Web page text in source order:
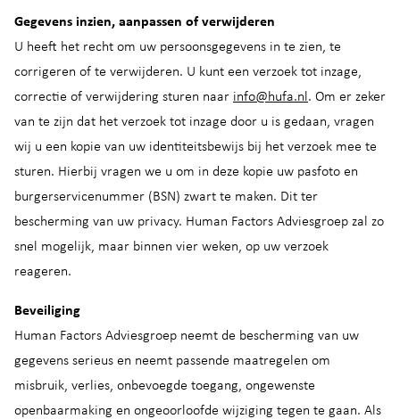
Gegevens inzien, aanpassen of verwijderen
U heeft het recht om uw persoonsgegevens in te zien, te
corrigeren of te verwijderen. U kunt een verzoek tot inzage,
correctie of verwijdering sturen naar info@hufa.nl. Om er zeker
van te zijn dat het verzoek tot inzage door u is gedaan, vragen
wij u een kopie van uw identiteitsbewijs bij het verzoek mee te
sturen. Hierbij vragen we u om in deze kopie uw pasfoto en
burgerservicenummer (BSN) zwart te maken. Dit ter
bescherming van uw privacy. Human Factors Adviesgroep zal zo
snel mogelijk, maar binnen vier weken, op uw verzoek
reageren.
Beveiliging
Human Factors Adviesgroep neemt de bescherming van uw
gegevens serieus en neemt passende maatregelen om
misbruik, verlies, onbevoegde toegang, ongewenste
openbaarmaking en ongeoorloofde wijziging tegen te gaan. Als